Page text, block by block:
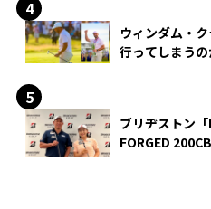
ウィンダム・
行ってしまうの
ブリヂストン
FORGED